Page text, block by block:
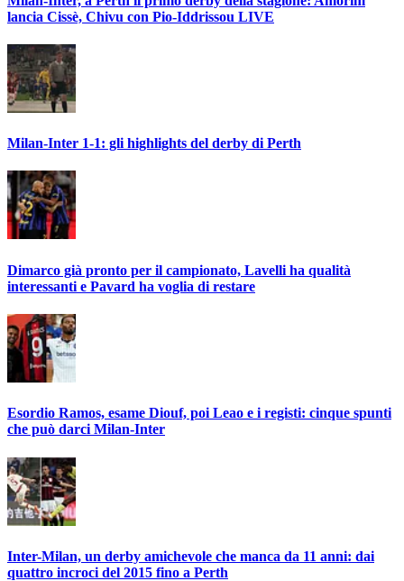
lancia Cissè, Chivu con Pio-Iddrissou LIVE
Milan-Inter 1-1: gli highlights del derby di Perth
Dimarco già pronto per il campionato, Lavelli ha qualità
interessanti e Pavard ha voglia di restare
Esordio Ramos, esame Diouf, poi Leao e i registi: cinque spunti
che può darci Milan-Inter
Inter-Milan, un derby amichevole che manca da 11 anni: dai
quattro incroci del 2015 fino a Perth